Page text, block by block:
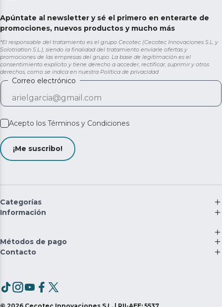
Apúntate al newsletter y sé el primero en enterarte de
promociones, nuevos productos y mucho más
*El responsable del tratamiento es el grupo Cecotec (Cecotec Innovaciones S.L. y
Solotriatlon S.L.), siendo la finalidad del tratamiento enviarle ofertas y
promociones de las empresas del grupo. La base de legitimación es el
consentimiento explícito y tiene derecho a acceder, rectificar, suprimir y otros
derechos, como se indica en nuestra Política de privacidad
Correo electrónico
Acepto los Términos y Condiciones
¡Me suscribo!
Categorías
Información
Métodos de pago
Contacto